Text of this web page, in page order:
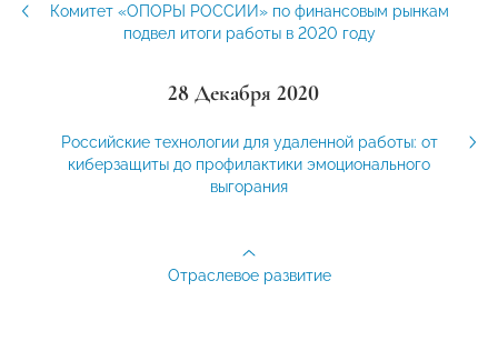
Комитет «ОПОРЫ РОССИИ» по финансовым рынкам
подвел итоги работы в 2020 году
28 Декабря 2020
Российские технологии для удаленной работы: от
киберзащиты до профилактики эмоционального
выгорания
Отраслевое развитие